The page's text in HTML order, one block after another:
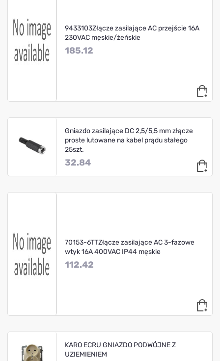
9433103Złącze zasilające AC przejście 16A
230VAC męskie/żeńskie
185.12
Gniazdo zasilające DC 2,5/5,5 mm złącze
proste lutowane na kabel prądu stałego
25szt.
32.84
70153-6TTZłącze zasilające AC 3-fazowe
wtyk 16A 400VAC IP44 męskie
112.42
KARO ECRU GNIAZDO PODWÓJNE Z
UZIEMIENIEM